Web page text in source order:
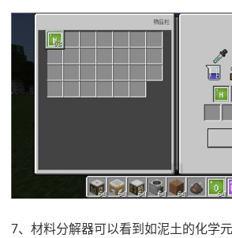
7、材料分解器可以看到如泥土的化学元